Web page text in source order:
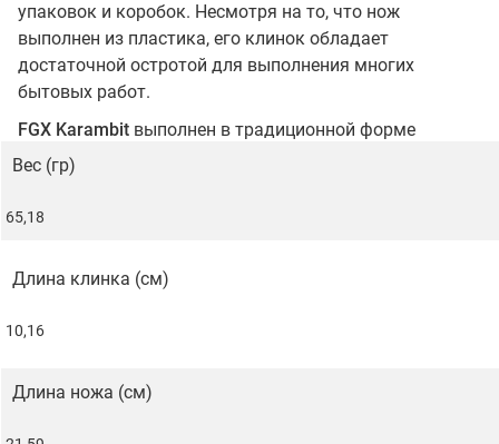
упаковок и коробок. Несмотря на то, что нож
выполнен из пластика, его клинок обладает
достаточной остротой для выполнения многих
бытовых работ.
FGX Karambitвыполнен в традиционной форме
керамбита, с изогнутым клинком и кольцом на
обратным хватом. Такой дизайн обеспечивает
Клинок изготовлен из
температурам и механическим воздействиям. Этот
по прочности и долговечности.
Вес (гр)
65,18
Длина клинка (см)
10,16
Длина ножа (см)